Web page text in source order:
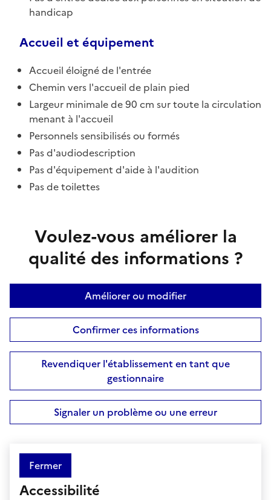
handicap
Accueil et équipement
Accueil éloigné de l'entrée
Chemin vers l'accueil de plain pied
Largeur minimale de 90 cm sur toute la circulation
menant à l'accueil
Personnels sensibilisés ou formés
Pas d'audiodescription
Pas d'équipement d'aide à l'audition
Pas de toilettes
Voulez-vous améliorer la
qualité des informations ?
Améliorer ou modifier
Confirmer ces informations
Revendiquer l'établissement en tant que
gestionnaire
Signaler un problème ou une erreur
Fermer
Accessibilité